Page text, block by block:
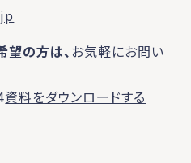
の方は、 お気軽にお問い
資料をダウンロードする